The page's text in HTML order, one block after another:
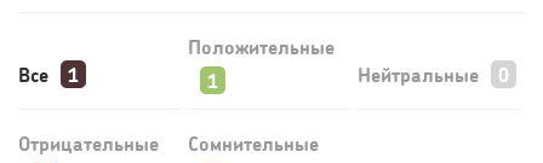
Все
Положительные
Нейтральные
Отрицательные Сомнительные